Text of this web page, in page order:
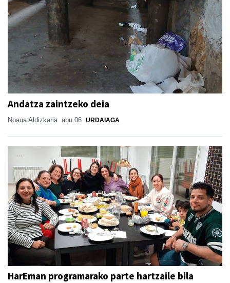
Andatza zaintzeko deia
Noaua Aldizkaria abu 06 URDAIAGA
HarEman programarako parte hartzaile bila